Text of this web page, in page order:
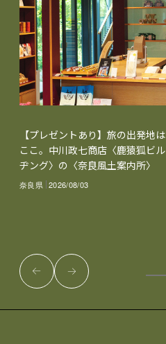
【プレゼントあり】旅の出発地は
ここ。中川政七商店〈鹿猿狐ビル
ヂング〉の〈奈良風土案内所〉
奈良県 2026/08/03